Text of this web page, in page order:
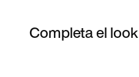
Completa el look